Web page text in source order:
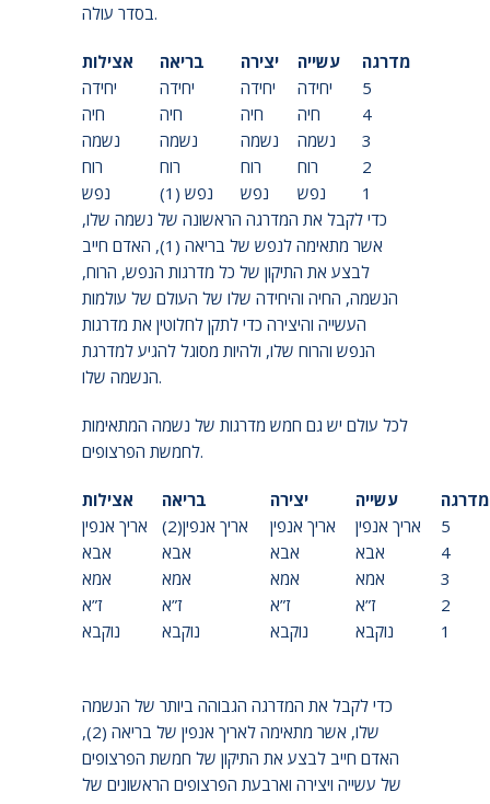
בסדר עולה.
אצילות בריאה יצירה עשייה
מדרגה
יחידה
יחידה יחידה יחידה
5
חיה
חיה חיה חיה
4
נשמה
נשמה נשמה נשמה
3
רוח
רוח רוח רוח
2
נפש
נפש (1) נפש נפש
1
כדי לקבל את המדרגה הראשונה של נשמה שלו,
אשר מתאימה לנפש של בריאה (1), האדם חייב
לבצע את התיקון של כל מדרגות הנפש, הרוח,
הנשמה, החיה והיחידה שלו של העולם של עולמות
העשייה והיצירה כדי לתקן לחלוטין את מדרגות
הנפש והרוח שלו, ולהיות מסוגל להגיע למדרגת
הנשמה שלו.
לכל עולם יש גם חמש מדרגות של נשמה המתאימות
לחמשת הפרצופים.
אצילות בריאה יצירה עשייה
מדרגה
אריך אנפין
אריך אנפין(2) אריך אנפין אריך אנפין
5
אבא
אבא אבא אבא
4
אמא
אמא אמא אמא
3
ז”א
ז”א ז”א ז”א
2
נוקבא
נוקבא נוקבא נוקבא 1
כדי לקבל את המדרגה הגבוהה ביותר של הנשמה
שלו, אשר מתאימה לאריך אנפין של בריאה (2),
האדם חייב לבצע את התיקון של חמשת הפרצופים
של עשייה ויצירה וארבעת הפרצופים הראשונים של